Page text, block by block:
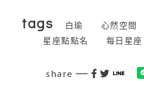
tags 白瑜 心然空間
星座點點名
每日星座
share